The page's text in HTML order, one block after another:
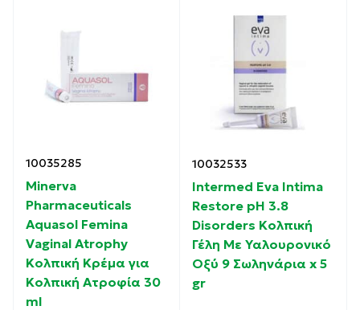
10035285
Minerva
Pharmaceuticals
Aquasol Femina
Vaginal Atrophy
Κολπική Κρέμα για
Κολπική Ατροφία 30
ml
10032533
Intermed Eva Intima
Restore pH 3.8
Disorders Κολπική
Γέλη Με Υαλουρονικό
Οξύ 9 Σωληνάρια x 5
gr